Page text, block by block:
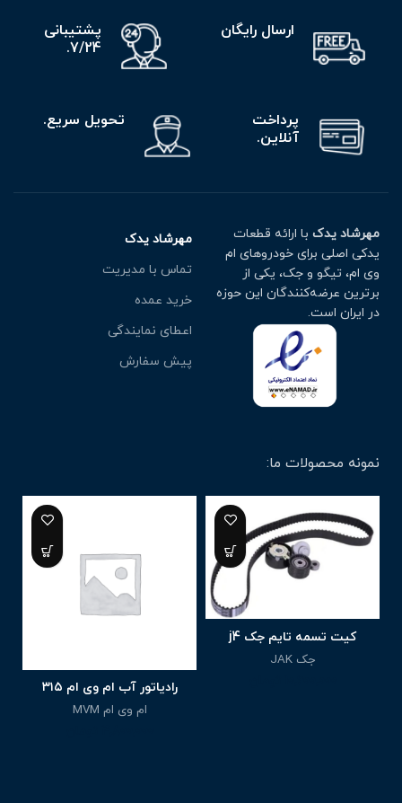
ارسال رایگان
پشتیبانی
7/24.
پرداخت
آنلاین.
تحویل سریع.
مهرشاد یدک با ارائه قطعات
یدکی اصلی برای خودروهای ام
وی ام، تیگو و جک، یکی از
برترین عرضه‌کنندگان این حوزه
در ایران است.
مهرشاد یدک
تماس با مدیریت
خرید عمده
اعطای نمایندگی
پیش سفارش
نمونه محصولات ما:
کیت تسمه تایم جک j4
جک JAK
رادیاتور آب ام وی ام ۳۱۵
ام وی ام MVM